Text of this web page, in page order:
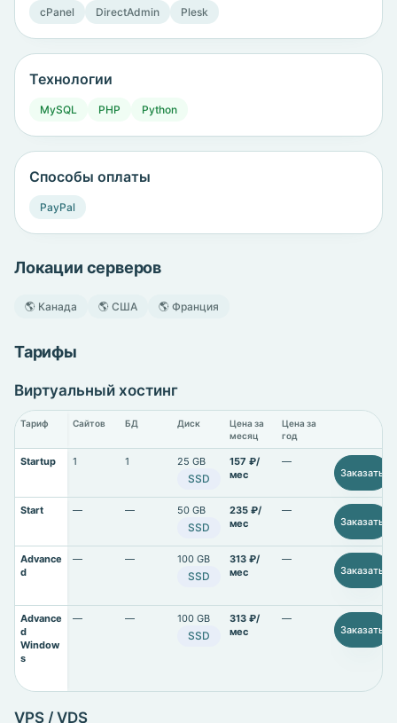
cPanel DirectAdmin Plesk
Технологии
MySQL PHP Python
Способы оплаты
PayPal
Локации серверов
🌎 Канада 🌎 США 🌎 Франция
Тарифы
Виртуальный хостинг
Тариф Сайтов БД Диск
Цена за
месяц
Цена за
год
Startup 1 1 25 GB
SSD
157 ₽/
мес
—
Заказать
Start — — 50 GB
SSD
235 ₽/
мес
—
Заказать
Advance
d
— — 100 GB
SSD
313 ₽/
мес
—
Заказать
Advance
d
Window
s
— — 100 GB
SSD
313 ₽/
мес
—
Заказать
VPS / VDS